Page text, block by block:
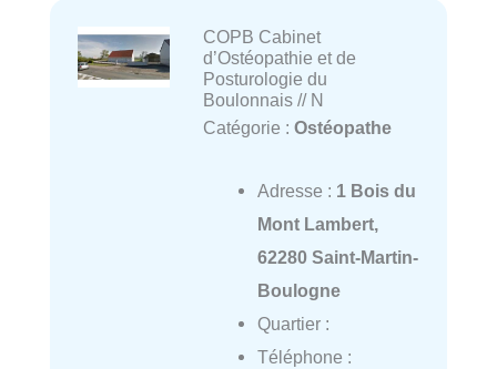
COPB Cabinet
d’Ostéopathie et de
Posturologie du
Boulonnais // N
Catégorie : Ostéopathe
Adresse : 1 Bois du
Mont Lambert,
62280 Saint-Martin-
Boulogne
Quartier :
Téléphone :